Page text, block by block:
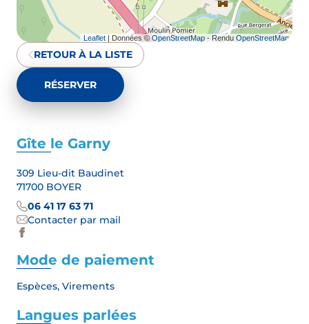
Leaflet | Données ©OpenStreetMap - Rendu OpenStreetMap
RETOUR À LA LISTE
RÉSERVER
Gîte le Garny
309 Lieu-dit Baudinet
71700 BOYER
06 41 17 63 71
Contacter par mail
Mode de paiement
Espèces, Virements
Langues parlées